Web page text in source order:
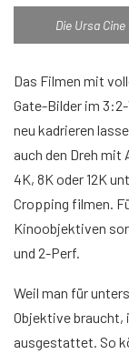
Die Ursa
Das Filmen mit
Gate-Bilder im
neu kadrieren
auch den Dreh mit
4K, 8K oder 12K
Cropping filmen.
Kinoobjektiven
und 2-Perf.
Weil man für
Objektive braucht,
ausgestattet. So